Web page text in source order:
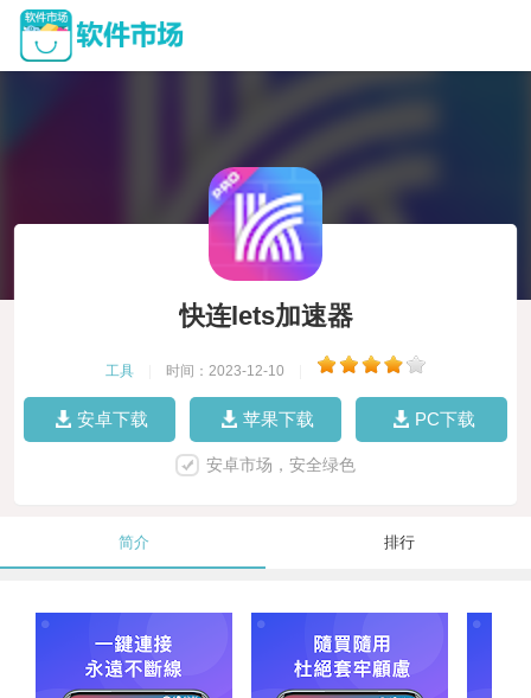
快连lets加速器
工具 时间：2023-12-10
安卓下载 苹果下载 PC下载
安卓市场，安全绿色
简介 排行